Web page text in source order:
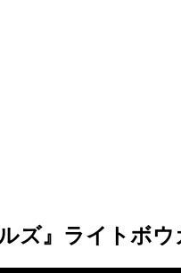
ズ』ライトボウ